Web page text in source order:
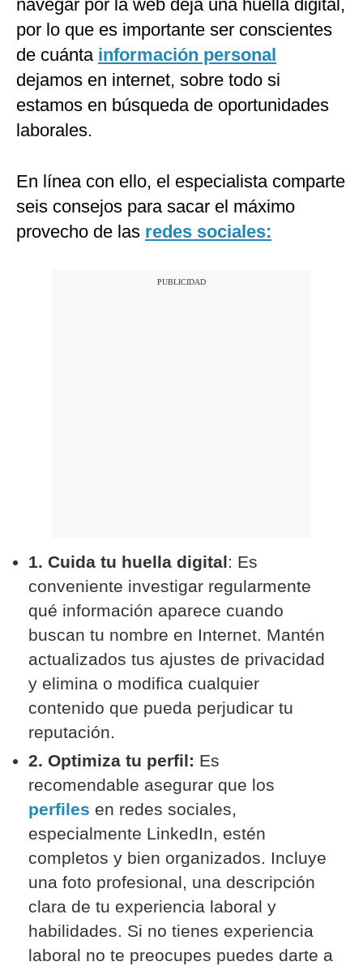
navegar por la web deja una huella digital,
por lo que es importante ser conscientes
de cuánta información personal
dejamos en internet, sobre todo si
estamos en búsqueda de oportunidades
laborales.
En línea con ello, el especialista comparte
seis consejos para sacar el máximo
provecho de las redes sociales:
1. Cuida tu huella digital: Es
conveniente investigar regularmente
qué información aparece cuando
buscan tu nombre en Internet. Mantén
actualizados tus ajustes de privacidad
y elimina o modifica cualquier
contenido que pueda perjudicar tu
reputación.
2. Optimiza tu perfil: Es
recomendable asegurar que los
perfiles en redes sociales,
especialmente LinkedIn, estén
completos y bien organizados. Incluye
una foto profesional, una descripción
clara de tu experiencia laboral y
habilidades. Si no tienes experiencia
laboral no te preocupes puedes darte a